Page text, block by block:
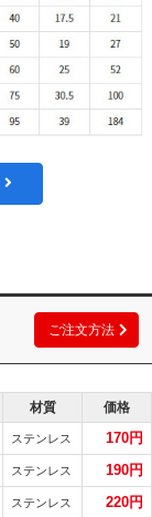
ご注文方法
材質 価格
ステンレス
170円
ステンレス
190円
ステンレス
220円